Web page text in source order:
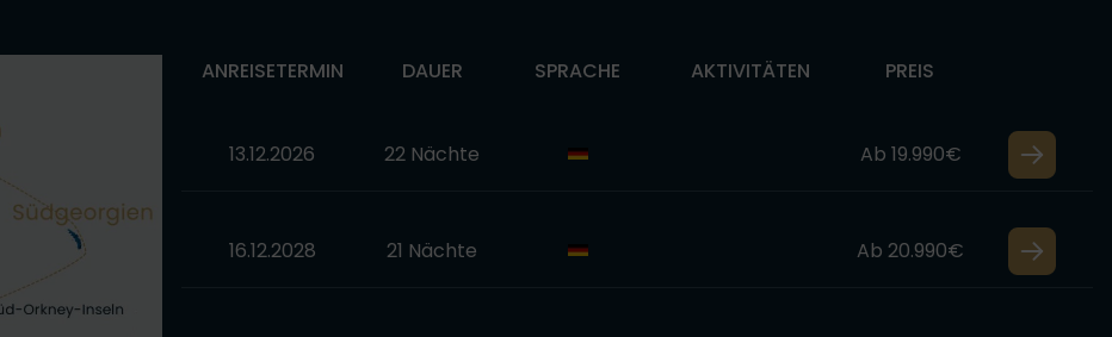
ANREISETERMIN DAUER SPRACHE AKTIVITÄTEN PREIS
13.12.2026 22 Nächte Ab 19.990€
16.12.2028 21 Nächte Ab 20.990€